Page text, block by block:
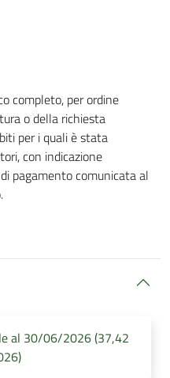
completo, per ordine
o della richiesta
per i quali è stata
con indicazione
pagamento comunicata al
al 30/06/2026 (37,42